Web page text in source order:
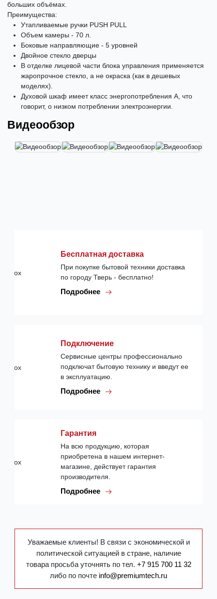
больших объёмах.
Преимущества:
Утапливаемые ручки PUSH PULL
Объем камеры - 70 л.
Боковые направляющие - 5 уровней
Двойное стекло дверцы
В отделке лицевой части блока управления применяется
жаропрочное стекло, а не окраска (как в дешевых
моделях).
Духовой шкаф имеет класс энергопотребления А, что
говорит, о низком потреблении электроэнергии.
Видеообзор
Бесплатная доставка
При покупке бытовой техники доставка
по городу Тверь - бесплатно!
Подробнее
Подключение
Сервисные центры профессионально
подключат бытовую технику и введут ее
в эксплуатацию.
Подробнее
Гарантия
На всю продукцию, которая
приобретена в нашем интернет-
магазине, действует гарантия
производителя.
Подробнее
Уважаемые клиенты! В связи с экономической и
политической ситуацией в стране, наличие
товара просьба уточнять по тел. +7 915 700 11 32
либо по почте info@premiumtech.ru